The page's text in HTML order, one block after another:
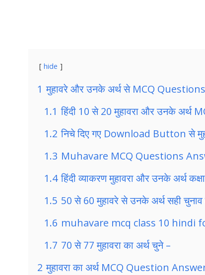
hide
1 मुहावरे और उनके अर्थ से MCQ
1.1 हिंदी 10 से 20 मुहावरा और उनके अर्थ
1.2 निचे दिए गए Download Button से
1.3 Muhavare MCQ Questions
1.4 हिंदी व्याकरण मुहावरा और उनके अर्थ
1.5 50 से 60 मुहावरे से उनके अर्थ सही
1.6 muhavare mcq class 10 hindi
1.7 70 से 77 मुहावरा का अर्थ चुने –
2 मुहावरा का अर्थ MCQ Question